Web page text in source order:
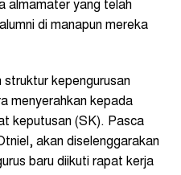
almamater yang telah
di manapun mereka
kepengurusan
menyerahkan kepada
keputusan (SK). Pasca
akan diselenggarakan
baru diikuti rapat kerja